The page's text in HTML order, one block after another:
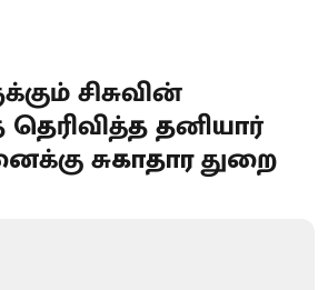
சிசுவின்
தனியார்
சுகாதார துறை